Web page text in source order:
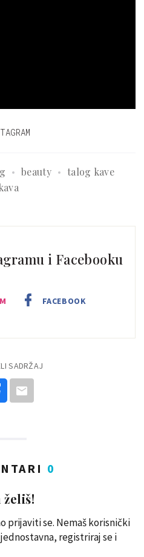
beauty
talog kave
i Facebooku
FACEBOOK
SADRŽAJ
0
prijaviti se. Nemaš korisnički
registriraj se i